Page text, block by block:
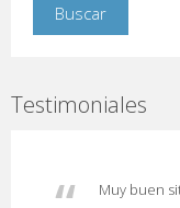
Testimoniales
Muy buen